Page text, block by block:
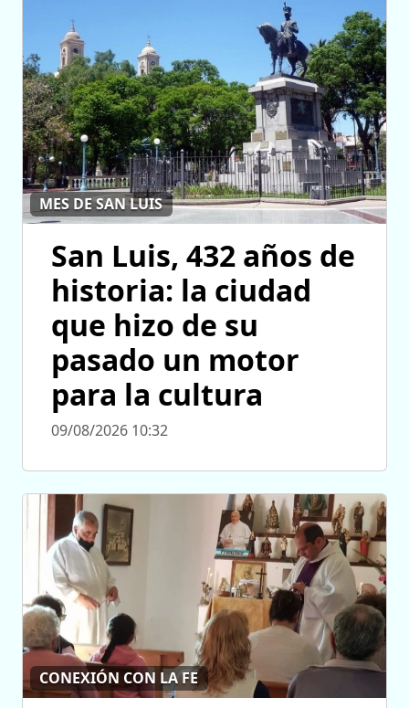
MES DE SAN LUIS
San Luis, 432 años de
historia: la ciudad
que hizo de su
pasado un motor
para la cultura
09/08/2026 10:32
CONEXIÓN CON LA FE